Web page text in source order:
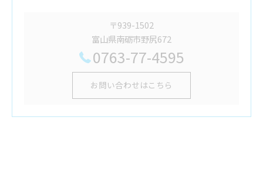
〒939-1502
富山県南砺市野尻672
0763-77-4595
お問い合わせはこちら